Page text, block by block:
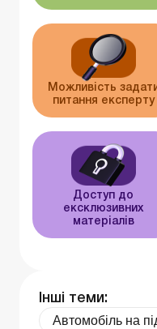
Можливість задати
питання експерту
Доступ до
ексклюзивних
матеріалів
Інші теми:
Автомобіль на